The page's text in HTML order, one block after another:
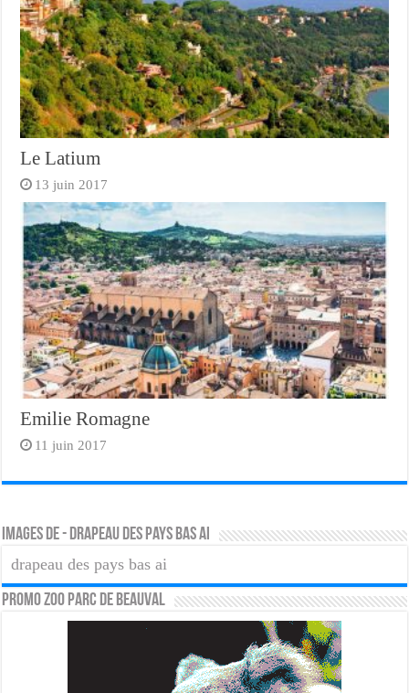
Le Latium
13 juin 2017
Emilie Romagne
11 juin 2017
Images de - drapeau des pays bas ai
drapeau des pays bas ai
PROMO ZOO PARC DE BEAUVAL